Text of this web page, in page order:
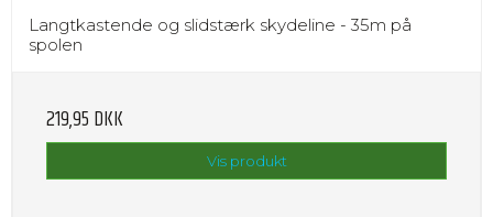
Langtkastende og slidstærk skydeline - 35m på
spolen
219,95 DKK
Vis produkt